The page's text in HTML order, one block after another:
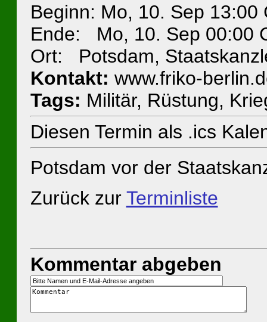
Beginn: Mo, 10. Sep 13:00
Ende: Mo, 10. Sep 00:00
Ort: Potsdam,
Kontakt: www.friko-
Tags: Militär, Rüstung,
Diesen Termin als .ics
Potsdam vor der
Zurück zur Terminliste
Kommentar abgeben